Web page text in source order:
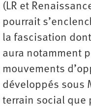
(LR et
pourrait
la fascisation
aura notamment
mouvements
développés sous
terrain social que